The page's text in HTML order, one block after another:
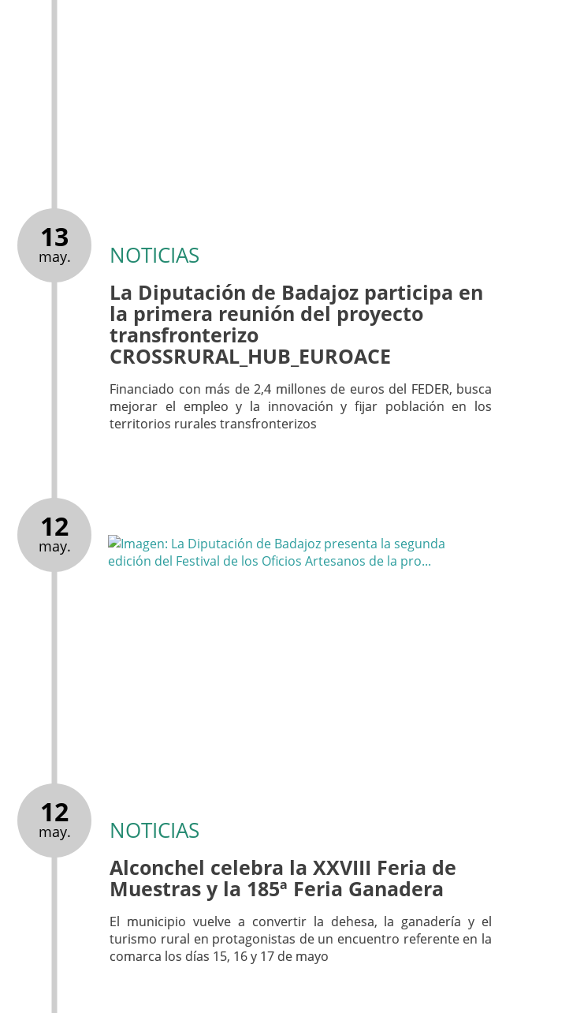
13
may. NOTICIAS
La Diputación de Badajoz participa en
la primera reunión del proyecto
transfronterizo
CROSSRURAL_HUB_EUROACE
Financiado con más de 2,4 millones de euros del FEDER, busca
mejorar el empleo y la innovación y fijar población en los
territorios rurales transfronterizos
12
may.
12
may. NOTICIAS
Alconchel celebra la XXVIII Feria de
Muestras y la 185ª Feria Ganadera
El municipio vuelve a convertir la dehesa, la ganadería y el
turismo rural en protagonistas de un encuentro referente en la
comarca los días 15, 16 y 17 de mayo